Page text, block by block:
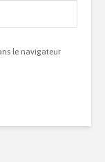
le navigateur